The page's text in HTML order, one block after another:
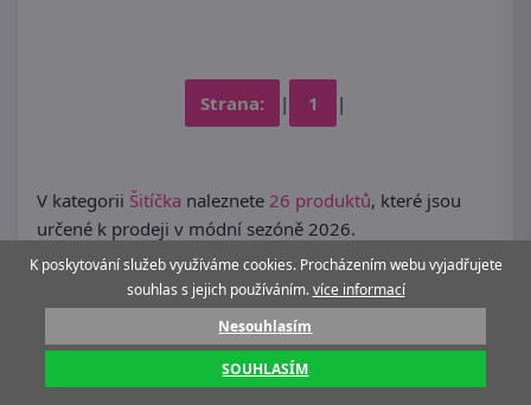
Strana: | 1 |
V kategorii Šitíčka naleznete 26 produktů, které jsou
určené k prodeji v módní sezóně 2026.
K poskytování služeb využíváme cookies. Procházením webu vyjadřujete
souhlas s jejich používáním.více informací
Nesouhlasím
SOUHLASÍM